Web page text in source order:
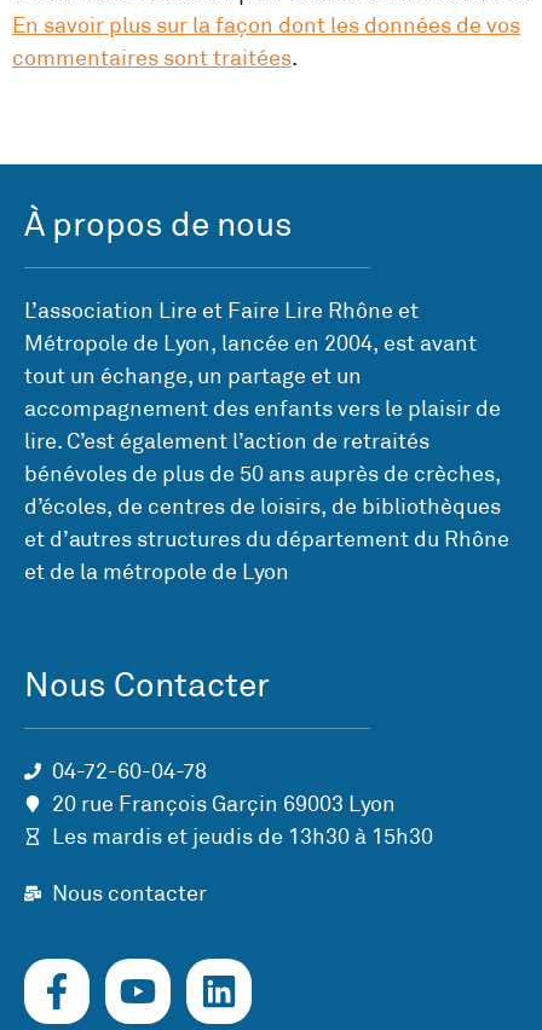
En savoir plus sur la façon dont les données de vos
commentaires sont traitées.
À propos de nous
L’association Lire et Faire Lire Rhône et
Métropole de Lyon, lancée en 2004, est avant
tout un échange, un partage et un
accompagnement des enfants vers le plaisir de
lire. C’est également l’action de retraités
bénévoles de plus de 50 ans auprès de crèches,
d’écoles, de centres de loisirs, de bibliothèques
et d’autres structures du département du Rhône
et de la métropole de Lyon
Nous Contacter
04-72-60-04-78
20 rue François Garçin 69003 Lyon
Les mardis et jeudis de 13h30 à 15h30
Nous contacter